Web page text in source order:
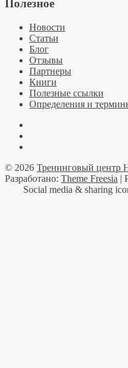
Полезное
Новости
Статьи
Блог
Отзывы
Партнеры
Книги
Полезные ссылки
Определения и
© 2026 Тренинговый центр
Разработано: Theme Freesia |
Social media & sharing